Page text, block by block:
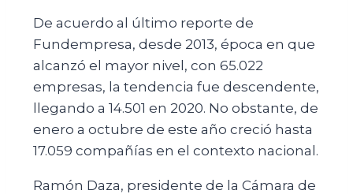
De acuerdo al último reporte de
Fundempresa, desde 2013, época en que
alcanzó el mayor nivel, con 65.022
empresas, la tendencia fue descendente,
llegando a 14.501 en 2020. No obstante, de
enero a octubre de este año creció hasta
17.059 compañías en el contexto nacional.
Ramón Daza, presidente de la Cámara de